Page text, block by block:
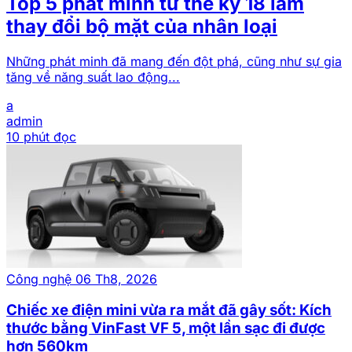
thay đổi bộ mặt của nhân loại
Những phát minh đã mang đến đột phá, cũng như sự gia
tăng về năng suất lao động...
a
admin
10 phút đọc
Công nghệ 06 Th8, 2026
Chiếc xe điện mini vừa ra mắt đã gây sốt: Kích
thước bằng VinFast VF 5, một lần sạc đi được
hơn 560km